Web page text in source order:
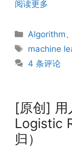
阅读更多
分
类
Algorithm、
标
签
machine
4 条评论
[原创] 用
Logistic
归）